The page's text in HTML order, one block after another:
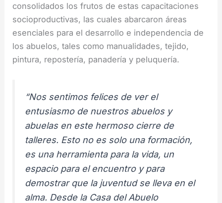
consolidados los frutos de estas capacitaciones
socioproductivas, las cuales abarcaron áreas
esenciales para el desarrollo e independencia de
los abuelos, tales como manualidades, tejido,
pintura, repostería, panadería y peluquería.
“Nos sentimos felices de ver el
entusiasmo de nuestros abuelos y
abuelas en este hermoso cierre de
talleres. Esto no es solo una formación,
es una herramienta para la vida, un
espacio para el encuentro y para
demostrar que la juventud se lleva en el
alma. Desde la Casa del Abuelo